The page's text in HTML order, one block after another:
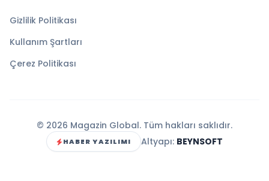
Gizlilik Politikası
Kullanım Şartları
Çerez Politikası
© 2026 Magazin Global. Tüm hakları saklıdır.
HABER YAZILIMI Altyapı: BEYNSOFT